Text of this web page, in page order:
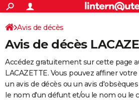
ACTUALITÉS
Politique
Société
Faits Divers
Education
Monde
Villes
+
SPORT
Coupe du monde 2026
Football
Tennis
Cyclisme
Rugby
Forum
Programme TV
TNTStreaming
Cinéma
Sorties cinéma
Musique
+
FINANCE
Impôts
Immobilier
Risques naturels par ville
Banque
Assurance
Crédit
AUTO
Avis de décès
Avis de décès
Accédez gratuitement sur cette page
LACAZETTE. Vous pouvez affiner
un avis de décès ou un avis
le nom d'un défunt et/ou le nom ou le